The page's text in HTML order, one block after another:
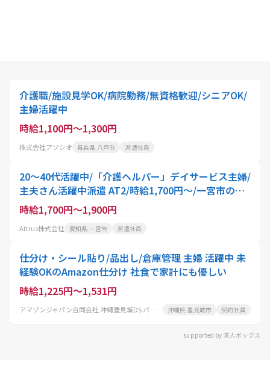
介護職/施設見学OK/病院勤務/無資格歓迎/シニアOK/
主婦活躍中
時給1,100円～1,300円
株式会社アソシオ 青森県 八戸市 派遣社員
20～40代活躍中/「介護ヘルパー」デイサービス主婦/
主夫さん活躍中派遣 AT2/時給1,700円～/一宮市のデ
イサービスで通所介護のお仕事 週2日～勤務可 平日
のみOK マイカー通勤OK 自由なシフト 残業なし/車通
勤OK
時給1,700円～1,900円
Attrus株式会社 愛知県 一宮市 派遣社員
仕分け・シール貼り/品出し/倉庫管理 主婦 活躍中 未
経験OKのAmazon仕分け 社食で家計にも優しい
時給1,225円～1,531円
アマゾンジャパン合同会社 沖縄豊見城DS パートタイム 沖縄県 豊見城市 契約社員
supported by 求人ボックス